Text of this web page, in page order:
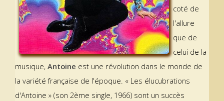
coté de
l'allure
que de
celui de la
musique, Antoine est une révolution dans le monde de
la variété française de l'époque. « Les élucubrations
d'Antoine » (son 2ème single, 1966) sont un succès